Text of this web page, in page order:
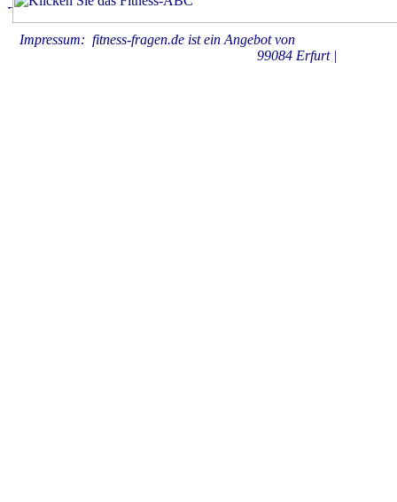
Impressum: fitness-fragen.de ist ein Angebot von
99084 Erfurt |